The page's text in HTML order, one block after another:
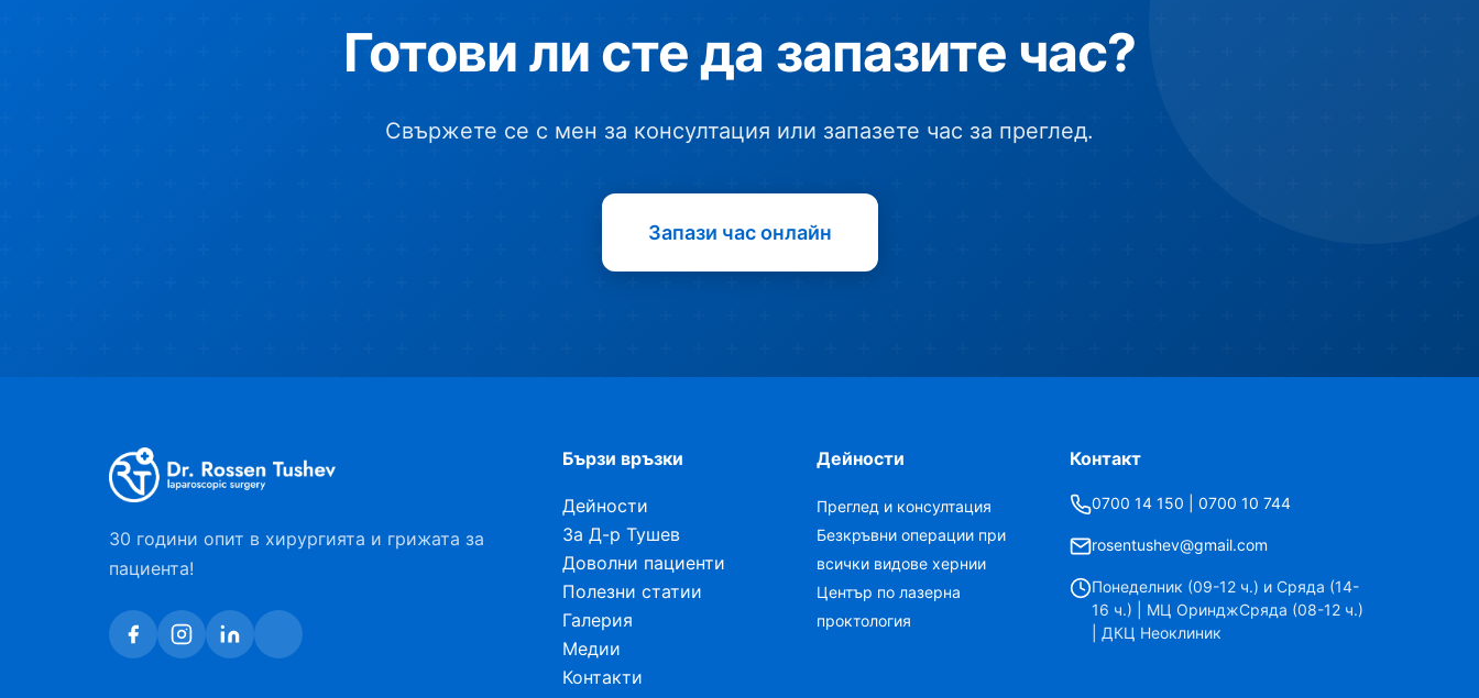
Готови ли сте да запазите час?
Свържете се с мен за консултация или запазете час за преглед.
Запази час онлайн
30 години опит в хирургията и грижата за
пациента!
Бързи връзки
Дейности
За Д-р Тушев
Доволни пациенти
Полезни статии
Галерия
Медии
Контакти
Дейности
Преглед и консултация
Безкръвни операции при
всички видове хернии
Център по лазерна
проктология
Контакт
0700 14 150 | 0700 10 744
rosentushev@gmail.com
Понеделник (09-12 ч.) и Сряда (14-
16 ч.) | МЦ ОринджСряда (08-12 ч.)
| ДКЦ Неоклиник